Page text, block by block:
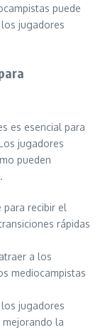
puede
jugadores
es esencial para
jugadores
pueden
para recibir el
rápidas
a los
mediocampistas
jugadores
la